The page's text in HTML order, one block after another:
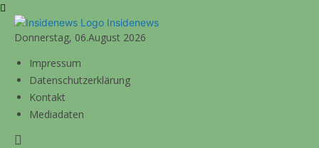
Insidenews
Donnerstag, 06.August 2026
Impressum
Datenschutzerklärung
Kontakt
Mediadaten